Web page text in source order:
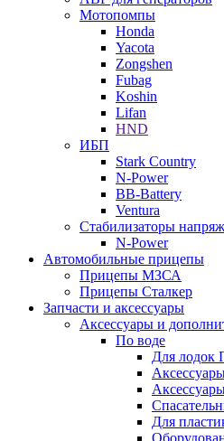
Мотопомпы
Honda
Yacota
Zongshen
Fubag
Koshin
Lifan
HND
ИБП
Stark Country
N-Power
BB-Battery
Ventura
Стабилизаторы
N-Power
Автомобильные прицепы
Прицепы МЗСА
Прицепы Сталкер
Запчасти и аксессуары
Аксессуары и
По воде
Для лодок
Для